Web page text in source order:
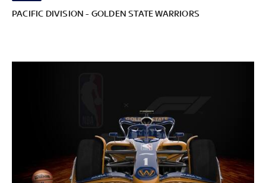
PACIFIC DIVISION - GOLDEN STATE WARRIORS